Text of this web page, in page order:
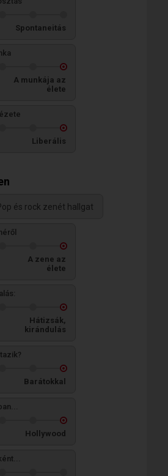
Spontaneitás
A munkája az
élete
Liberális
és rock zenét hallgat
A zene az
élete
Hátizsák,
kirándulás
Barátokkal
Hollywood